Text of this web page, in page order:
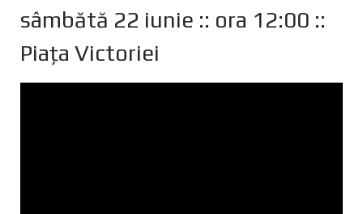
sâmbătă 22 iunie :: ora 12:00 ::
Piața Victoriei